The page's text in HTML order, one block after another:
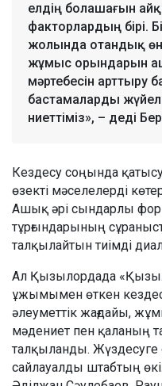
елдің болашағын
факторлардың бірі.
жолында отандық
жұмыс орындарын
мәртебесін арттыру
бастамаларды
ниеттіміз», – деді
Кездесу соңында
өзекті мәселелерді
Ашық әрі сындарлы
тұрғындарының
талқылайтын тиімді
Ал Қызылордада
ұжымымен өткен
әлеуметтік жағдайы,
мәдениет пен қаланың
талқыланды.
сайлауалды штабтың